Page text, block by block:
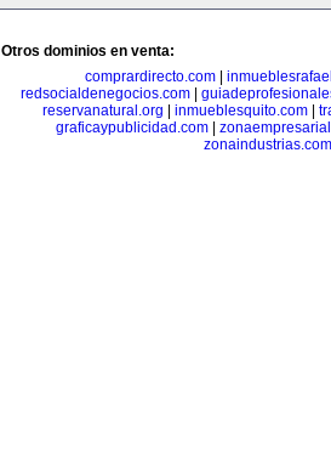
Otros dominios en venta:
comprardirecto.com
redsocialdenegocios.com|
reservanatural.org
inmueblesquito.com
graficaypublicidad.com
zonaindustrias.com